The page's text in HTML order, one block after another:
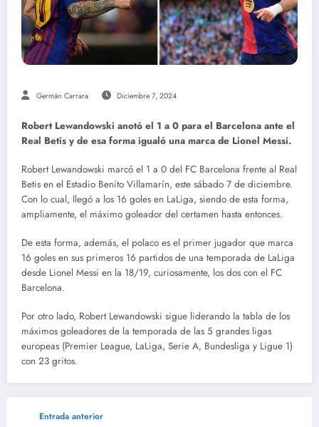
Germán Carrara Diciembre 7, 2024
Robert Lewandowski anotó el 1 a 0 para el Barcelona ante el
Real Betis y de esa forma igualó una marca de Lionel Messi.
Robert Lewandowski marcó el 1 a 0 del FC Barcelona frente al Real
Betis en el Estadio Benito Villamarín, este sábado 7 de diciembre.
Con lo cual, llegó a los 16 goles en LaLiga, siendo de esta forma,
ampliamente, el máximo goleador del certamen hasta entonces.
De esta forma, además, el polaco es el primer jugador que marca
16 goles en sus primeros 16 partidos de una temporada de LaLiga
desde Lionel Messi en la 18/19, curiosamente, los dos con el FC
Barcelona.
Por otro lado, Robert Lewandowski sigue liderando la tabla de los
máximos goleadores de la temporada de las 5 grandes ligas
europeas (Premier League, LaLiga, Serie A, Bundesliga y Ligue 1)
con 23 gritos.
Entrada anterior